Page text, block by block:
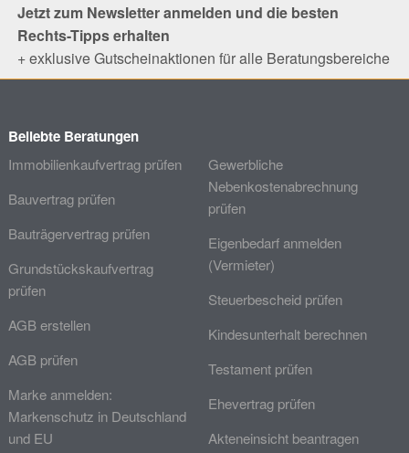
Jetzt zum Newsletter anmelden und die besten
Rechts-Tipps erhalten
+ exklusive Gutscheinaktionen für alle Beratungsbereiche
Beliebte Beratungen
Immobilienkaufvertrag prüfen
Bauvertrag prüfen
Bauträgervertrag prüfen
Grundstückskaufvertrag
prüfen
AGB erstellen
AGB prüfen
Marke anmelden:
Markenschutz in Deutschland
und EU
Gewerbliche
Nebenkostenabrechnung
prüfen
Eigenbedarf anmelden
(Vermieter)
Steuerbescheid prüfen
Kindesunterhalt berechnen
Testament prüfen
Ehevertrag prüfen
Akteneinsicht beantragen